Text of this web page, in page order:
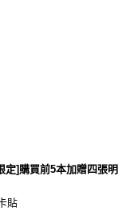
定]購買前5本加贈四張明
貼